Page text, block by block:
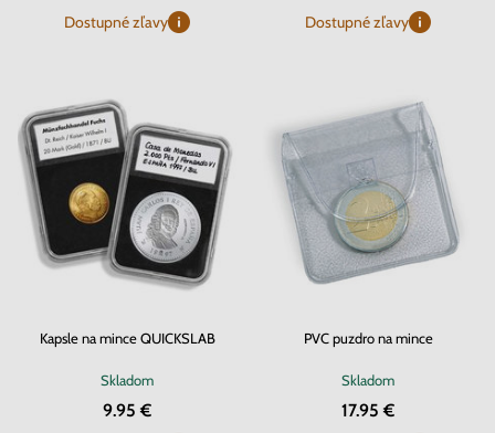
Dostupné zľavy Dostupné zľavy
Kapsle na mince QUICKSLAB
Skladom
9.95 €
PVC puzdro na mince
Skladom
17.95 €